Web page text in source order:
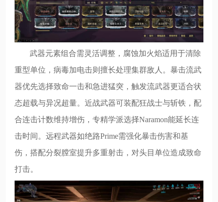
武器元素组合需灵活调整，腐蚀加火焰适用于清除
重型单位，病毒加电击则擅长处理集群敌人。暴击流武
器优先选择致命一击和急进猛突，触发流武器更适合状
态超载与异况超量。近战武器可装配狂战士与斩铁，配
合连击计数维持增伤，专精学派选择Naramon能延长连
击时间。远程武器如绝路Prime需强化暴击伤害和基
伤，搭配分裂膛室提升多重射击，对头目单位造成致命
打击。